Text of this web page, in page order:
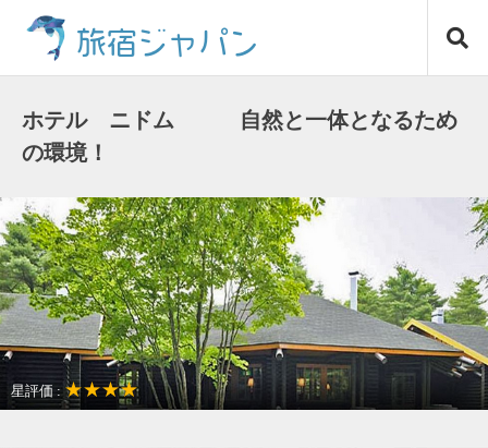
キ
ッ
プ
旅宿ジャパン
ホテル ニドム 自然と一体となるため
の環境！
星評価 : ★★★★